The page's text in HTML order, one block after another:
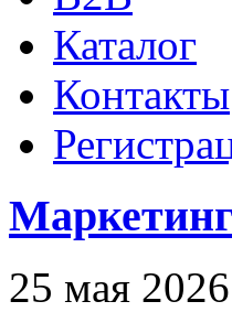
Каталог
Контакты
25 мая